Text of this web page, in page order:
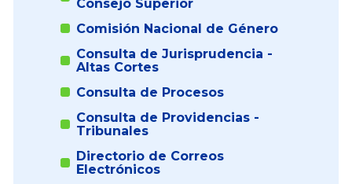
Consejo Superior
Comisión Nacional de Género
Consulta de Jurisprudencia -
Altas Cortes
Consulta de Procesos
Consulta de Providencias -
Tribunales
Directorio de Correos
Electrónicos